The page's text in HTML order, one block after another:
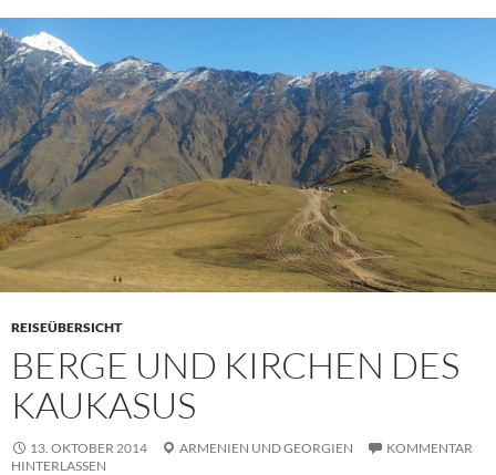
REISEÜBERSICHT
BERGE UND KIRCHEN DES
KAUKASUS
13. OKTOBER 2014 ARMENIEN UNDGEORGIEN
KOMMENTAR
HINTERLASSEN